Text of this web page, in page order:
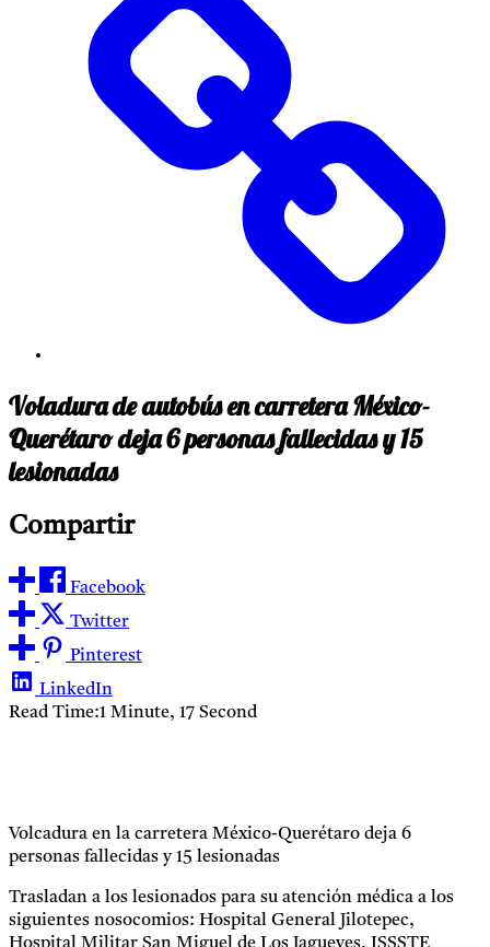
Voladura de autobús en carretera México-
Querétaro deja 6 personas fallecidas y 15
lesionadas
Compartir
Facebook
Twitter
Pinterest
LinkedIn
Read Time:1 Minute, 17 Second
Volcadura en la carretera México-Querétaro deja 6
personas fallecidas y 15 lesionadas
Trasladan a los lesionados para su atención médica a los
siguientes nosocomios: Hospital General Jilotepec,
Hospital Militar San Miguel de Los Jagueyes, ISSSTE